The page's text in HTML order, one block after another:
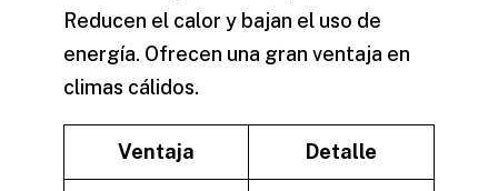
Reducen el calor y bajan el uso de
energía. Ofrecen una gran ventaja en
climas cálidos.
Ventaja Detalle